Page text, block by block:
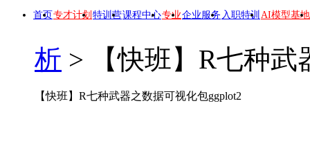
首页专才计划 特训营课程中心专业企业服务 入职特训 AI模型基地
析 > 【快班】R七种